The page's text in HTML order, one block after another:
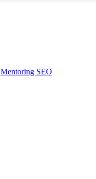
Mentoring SEO